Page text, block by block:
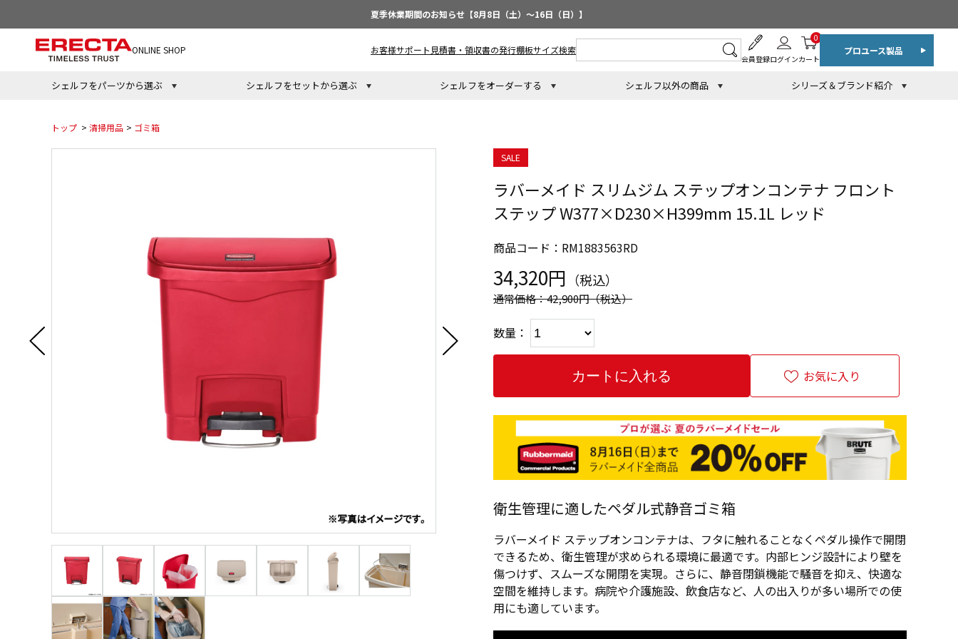
夏季休業期間のお知らせ【8月8日（土）～16日（日）】
ONLINE SHOP お客様サポート 見積書・領収書の発行棚板サイズ検索
会員登録ログインカート
0
プロユース製品
シェルフをパーツから選ぶ シェルフをセットから選ぶ シェルフをオーダーする シェルフ以外の商品 シリーズ＆ブランド紹介
トップ > 清掃用品 > ゴミ箱
SALE
ラバーメイド スリムジム ステップオンコンテナ フロント
ステップ W377×D230×H399mm 15.1L レッド
商品コード：RM1883563RD
34,320円 （税込）
通常価格：42,900円（税込）
数量：
お気に入り
衛生管理に適したペダル式静音ゴミ箱
ラバーメイド ステップオンコンテナは、フタに触れることなくペダル操作で開閉
できるため、衛生管理が求められる環境に最適です。内部ヒンジ設計により壁を
傷つけず、スムーズな開閉を実現。さらに、静音閉鎖機能で騒音を抑え、快適な
空間を維持します。病院や介護施設、飲食店など、人の出入りが多い場所での使
用にも適しています。